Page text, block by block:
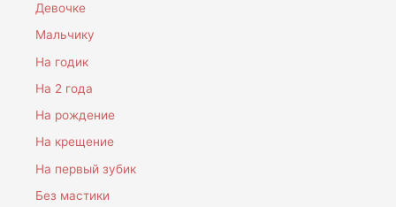
Девочке
Мальчику
На годик
На 2 года
На рождение
На крещение
На первый зубик
Без мастики